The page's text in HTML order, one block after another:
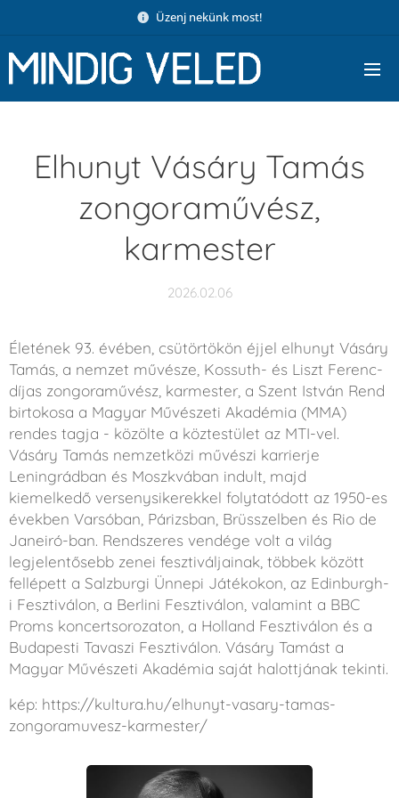
Üzenj nekünk most!
Elhunyt Vásáry Tamás
zongoraművész,
karmester
2026.02.06
Életének 93. évében, csütörtökön éjjel elhunyt Vásáry
Tamás, a nemzet művésze, Kossuth- és Liszt Ferenc-
díjas zongoraművész, karmester, a Szent István Rend
birtokosa a Magyar Művészeti Akadémia (MMA)
rendes tagja - közölte a köztestület az MTI-vel.
Vásáry Tamás nemzetközi művészi karrierje
Leningrádban és Moszkvában indult, majd
kiemelkedő versenysikerekkel folytatódott az 1950-es
években Varsóban, Párizsban, Brüsszelben és Rio de
Janeiró-ban. Rendszeres vendége volt a világ
legjelentősebb zenei fesztiváljainak, többek között
fellépett a Salzburgi Ünnepi Játékokon, az Edinburgh-
i Fesztiválon, a Berlini Fesztiválon, valamint a BBC
Proms koncertsorozaton, a Holland Fesztiválon és a
Budapesti Tavaszi Fesztiválon. Vásáry Tamást a
Magyar Művészeti Akadémia saját halottjának tekinti.
kép: https://kultura.hu/elhunyt-vasary-tamas-
zongoramuvesz-karmester/